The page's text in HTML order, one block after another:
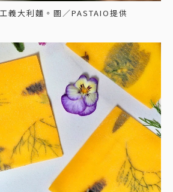
義大利麵。圖／PASTAIO提供